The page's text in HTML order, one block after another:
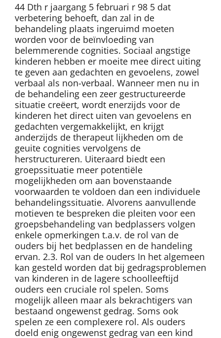
44 Dth r jaargang 5 februari r 98 5 dat
verbetering behoeft, dan zal in de
behandeling plaats ingeruimd moeten
worden voor de beïnvloeding van
belemmerende cognities. Sociaal angstige
kinderen hebben er moeite mee direct uiting
te geven aan gedachten en gevoelens, zowel
verbaal als non-verbaal. Wanneer men nu in
de behandeling een zeer gestructureerde
situatie creëert, wordt enerzijds voor de
kinderen het direct uiten van gevoelens en
gedachten vergemakkelijkt, en krijgt
anderzijds de therapeut lijkheden om de
geuite cognities vervolgens de
herstructureren. Uiteraard biedt een
groepssituatie meer potentiële
mogelijkheden om aan bovenstaande
voorwaarden te voldoen dan een individuele
behandelingssituatie. Alvorens aanvullende
motieven te bespreken die pleiten voor een
groepsbehandeling van bedplassers volgen
enkele opmerkingen t.a.v. de rol van de
ouders bij het bedplassen en de handeling
ervan. 2.3. Rol van de ouders In het algemeen
kan gesteld worden dat bij gedragsproblemen
van kinderen in de lagere schoolleeftijd
ouders een cruciale rol spelen. Soms
mogelijk alleen maar als bekrachtigers van
bestaand ongewenst gedrag. Soms ook
spelen ze een complexere rol. Als ouders
doeld enig ongewenst gedrag van een kind